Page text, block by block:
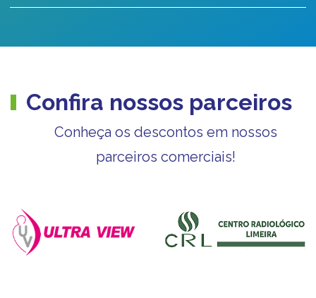
Confira nossos parceiros
Conheça os descontos em nossos
parceiros comerciais!